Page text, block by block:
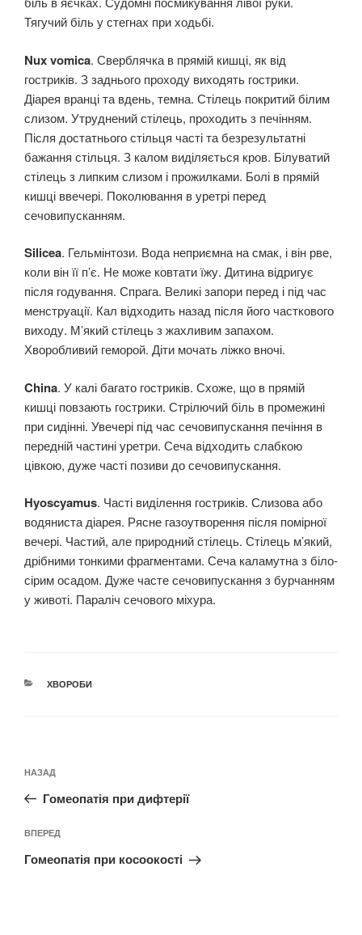
Тягучий біль у стегнах при ходьбі.
Nux vomica. Сверблячка в прямій кишці, як від
гостриків. З заднього проходу виходять гострики.
Діарея вранці та вдень, темна. Стілець покритий білим
слизом. Утруднений стілець, проходить з печінням.
Після достатнього стільця часті та безрезультатні
бажання стільця. З калом виділяється кров. Білуватий
стілець з липким слизом і прожилками. Болі в прямій
кишці ввечері. Поколювання в уретрі перед
сечовипусканням.
Silicea. Гельмінтози. Вода неприємна на смак, і він рве,
коли він її п’є. Не може ковтати їжу. Дитина відригує
після годування. Спрага. Великі запори перед і під час
менструації. Кал відходить назад після його часткового
виходу. М’який стілець з жахливим запахом.
Хворобливий геморой. Діти мочать ліжко вночі.
China. У калі багато гостриків. Схоже, що в прямій
кишці повзають гострики. Стрілючий біль в промежині
при сидінні. Увечері під час сечовипускання печіння в
передній частині уретри. Сеча відходить слабкою
цівкою, дуже часті позиви до сечовипускання.
Hyoscyamus. Часті виділення гостриків. Слизова або
водяниста діарея. Рясне газоутворення після помірної
вечері. Частий, але природний стілець. Стілець м’який,
дрібними тонкими фрагментами. Сеча каламутна з біло-
сірим осадом. Дуже часте сечовипускання з бурчанням
у животі. Параліч сечового міхура.
КАТЕГОРІЇ
ХВОРОБИ
записів
Попередній
запис:
НАЗАД
Гомеопатія при дифтерії
Наступний
запис
ВПЕРЕД
Гомеопатія при косоокості